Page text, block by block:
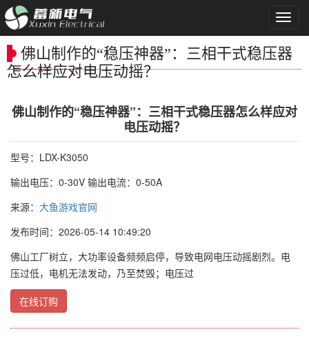
导
航
菜
单
佛山制作的“稳压神器”：三相干式稳压器
怎么样应对电压动摇？
佛山制作的“稳压神器”：三相干式稳压器怎么样应对
电压动摇？
型号：LDX-K3050
输出电压：0-30V 输出电流：0-50A
来源： 大鱼游戏官网
发布时间：2026-05-14 10:49:20
佛山工厂树立，大功率设备频频启停，导致电网电压动摇剧烈。电
压过低，电机无法发动，乃至焚毁；电压过
在线订购